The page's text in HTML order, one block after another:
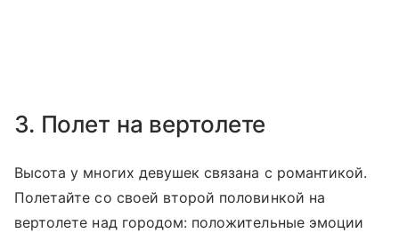
3. Полет на вертолете
Высота у многих девушек связана с романтикой.
Полетайте со своей второй половинкой на
вертолете над городом: положительные эмоции